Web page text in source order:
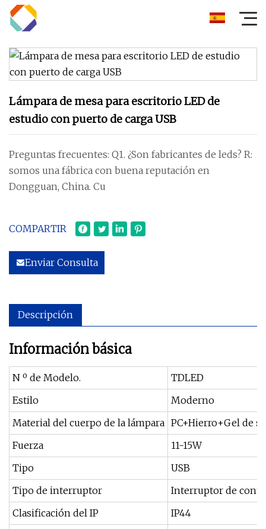
Lámpara de mesa para escritorio LED de
estudio con puerto de carga USB
Preguntas frecuentes: Q1. ¿Son fabricantes de leds? R:
somos una fábrica con buena reputación en
Dongguan, China. Cu
COMPARTIR
Enviar Consulta
Descripción
Información básica
N º de Modelo.
TDLED
Estilo
Moderno
Material del cuerpo de la lámpara PC+Hierro+Gel de
Fuerza
11-15W
Tipo
USB
Tipo de interruptor
Interruptor de
Clasificación del IP
IP44